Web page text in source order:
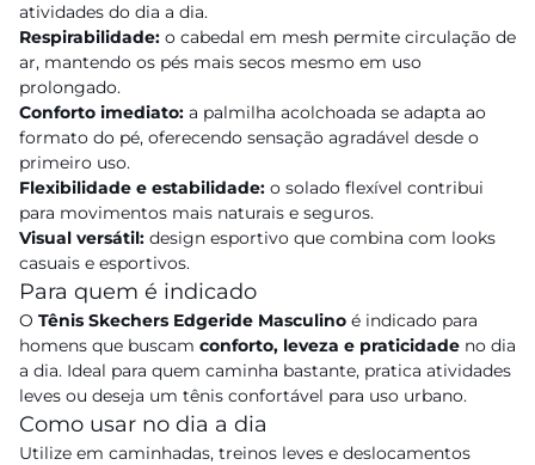
atividades do dia a dia.
Respirabilidade: o cabedal em mesh permite circulação de
ar, mantendo os pés mais secos mesmo em uso
prolongado.
Conforto imediato: a palmilha acolchoada se adapta ao
formato do pé, oferecendo sensação agradável desde o
primeiro uso.
Flexibilidade e estabilidade: o solado flexível contribui
para movimentos mais naturais e seguros.
Visual versátil: design esportivo que combina com looks
casuais e esportivos.
Para quem é indicado
O Tênis Skechers Edgeride Masculino é indicado para
homens que buscam conforto, leveza e praticidade no dia
a dia. Ideal para quem caminha bastante, pratica atividades
leves ou deseja um tênis confortável para uso urbano.
Como usar no dia a dia
Utilize em caminhadas, treinos leves e deslocamentos